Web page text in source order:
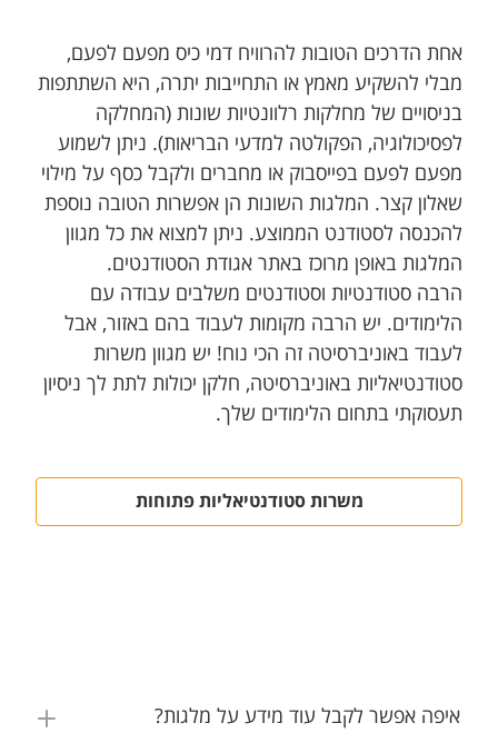
אחת הדרכים הטובות להרוויח דמי כיס מפעם לפעם,
מבלי להשקיע מאמץ או התחייבות יתרה, היא השתתפות
בניסויים של מחלקות רלוונטיות שונות (המחלקה
לפסיכולוגיה, הפקולטה למדעי הבריאות). ניתן לשמוע
מפעם לפעם בפייסבוק או מחברים ולקבל כסף על מילוי
שאלון קצר. המלגות השונות הן אפשרות הטובה נוספת
להכנסה לסטודנט הממוצע. ניתן למצוא את כל מגוון
המלגות באופן מרוכז באתר אגודת הסטודנטים.
הרבה סטודנטיות וסטודנטים משלבים עבודה עם
הלימודים. יש הרבה מקומות לעבוד בהם באזור, אבל
לעבוד באוניברסיטה זה הכי נוח! יש מגוון משרות
סטודנטיאליות באוניברסיטה, חלקן יכולות לתת לך ניסיון
תעסוקתי בתחום הלימודים שלך.
משרות סטודנטיאליות פתוחות
איפה אפשר לקבל עוד מידע על מלגות?